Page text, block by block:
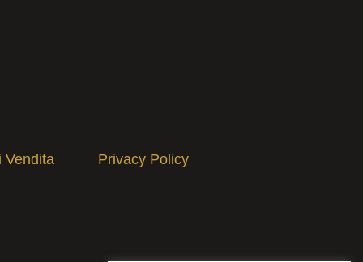
Vendita Privacy Policy